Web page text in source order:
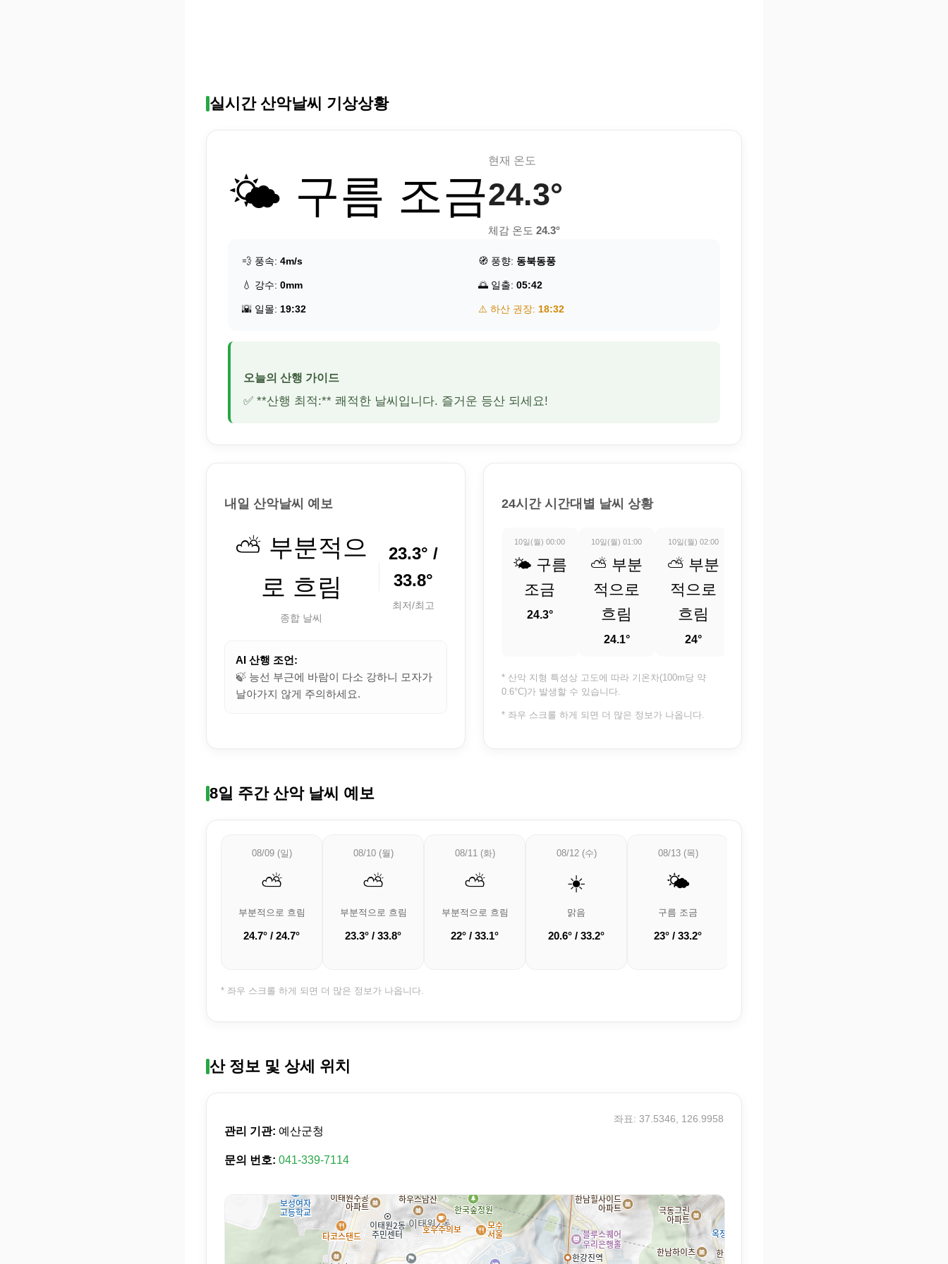
실시간 산악날씨 기상상황
🌤️ 구름 조금
현재 온도
24.3°
체감 온도 24.3°
💨 풍속: 4m/s 🧭 풍향: 동북동풍
💧 강수: 0mm 🌅 일출: 05:42
🌇 일몰: 19:32 ⚠️ 하산 권장: 18:32
오늘의 산행 가이드
✅ **산행 최적:** 쾌적한 날씨입니다. 즐거운 등산 되세요!
내일 산악날씨 예보
⛅ 부분적으
로 흐림
종합 날씨
23.3° /
33.8°
최저/최고
AI 산행 조언:
🍃 능선 부근에 바람이 다소 강하니 모자가
날아가지 않게 주의하세요.
24시간 시간대별 날씨 상황
10일(월) 00:00
🌤️ 구름
조금
24.3°
10일(월) 01:00
⛅ 부분
적으로
흐림
24.1°
10일(월) 02:00
⛅ 부분
적으로
흐림
24°
* 산악 지형 특성상 고도에 따라 기온차(100m당 약
0.6°C)가 발생할 수 있습니다.
* 좌우 스크롤 하게 되면 더 많은 정보가 나옵니다.
8일 주간 산악 날씨 예보
08/09 (일)
⛅
부분적으로 흐림
24.7° / 24.7°
08/10 (월)
⛅
부분적으로 흐림
23.3° / 33.8°
08/11 (화)
⛅
부분적으로 흐림
22° / 33.1°
08/12 (수)
☀️
맑음
20.6° / 33.2°
08/13 (목)
🌤️
구름 조금
23° / 33.2°
* 좌우 스크롤 하게 되면 더 많은 정보가 나옵니다.
산 정보 및 상세 위치
관리 기관: 예산군청
문의 번호: 041-339-7114
좌표: 37.5346, 126.9958